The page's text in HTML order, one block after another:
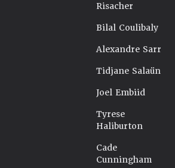
Risacher
Bilal Coulibaly
Alexandre Sarr
Tidjane Salaün
Joel Embiid
Tyrese
Haliburton
Cade
Cunningham